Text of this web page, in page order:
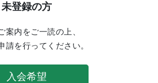
未登録の方
案内をご一読の上、
請を行ってください。
入会希望